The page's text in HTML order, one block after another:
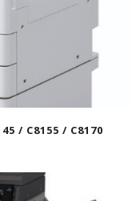
/ C8155 / C8170